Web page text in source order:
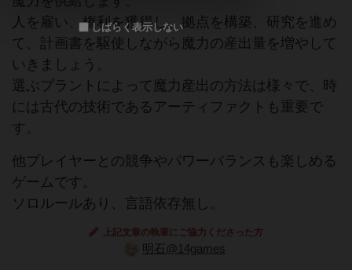
人を雇い、権利を獲得し、拠点を構築、研究を進め
て、計画書を駆使しながら魔力の産出量を増やして
いきましょう。
選ぶプラントによって魔力産出の方法は様々で、時
には古代の技術であるアーティファクトも重要で
す。
他プレイヤーとの競争やパワーバランスも楽しめる
ゲームです。
ソロルールあり、言語依存無し。
上記文章の執筆にご協力くださった方
明石@14games
しばらく表示しない